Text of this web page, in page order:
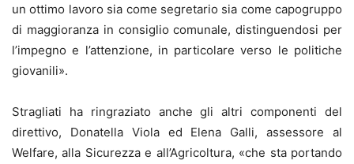
un ottimo lavoro sia come segretario sia come capogruppo
di maggioranza in consiglio comunale, distinguendosi per
l’impegno e l’attenzione, in particolare verso le politiche
giovanili».
Stragliati ha ringraziato anche gli altri componenti del
direttivo, Donatella Viola ed Elena Galli, assessore al
Welfare, alla Sicurezza e all’Agricoltura, «che sta portando